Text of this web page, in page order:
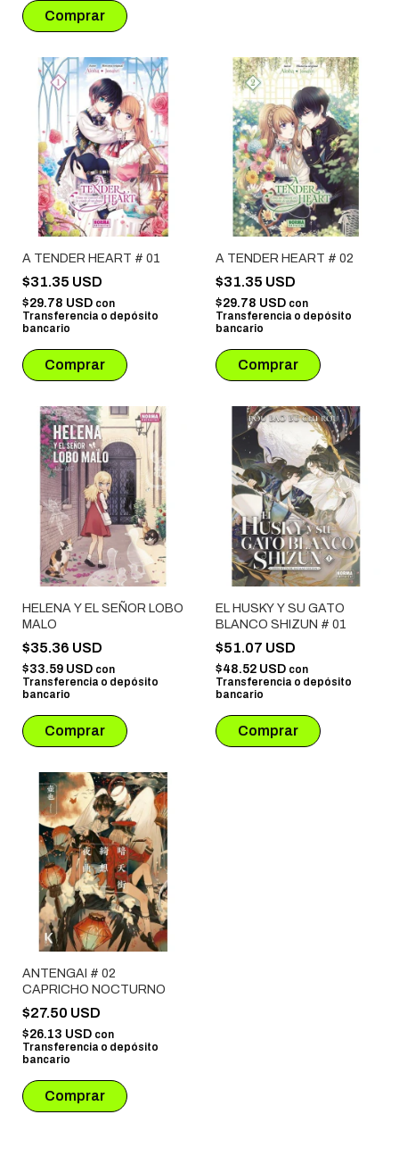
A TENDER HEART # 01
$31.35 USD
$29.78 USD con
Transferencia o depósito
bancario
A TENDER HEART # 02
$31.35 USD
$29.78 USD con
Transferencia o depósito
bancario
HELENA Y EL SEÑOR LOBO
MALO
$35.36 USD
$33.59 USD con
Transferencia o depósito
bancario
EL HUSKY Y SU GATO
BLANCO SHIZUN # 01
$51.07 USD
$48.52 USD con
Transferencia o depósito
bancario
ANTENGAI # 02
CAPRICHO NOCTURNO
$27.50 USD
$26.13 USD con
Transferencia o depósito
bancario